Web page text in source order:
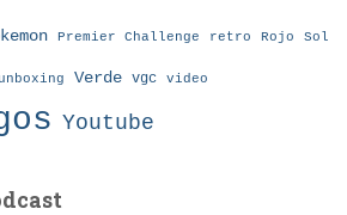
Premier Challenge retro Rojo Sol
unboxing Verde vgc video
Youtube